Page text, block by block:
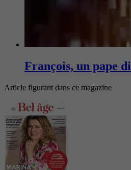
François, un pape
Article figurant dans ce magazine